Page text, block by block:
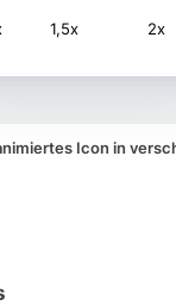
1,5x 2x
Icon in